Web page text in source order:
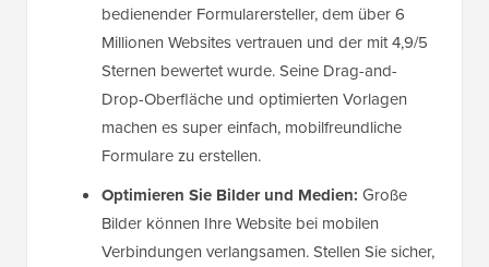
bedienender Formularersteller, dem über 6
Millionen Websites vertrauen und der mit 4,9/5
Sternen bewertet wurde. Seine Drag-and-
Drop-Oberfläche und optimierten Vorlagen
machen es super einfach, mobilfreundliche
Formulare zu erstellen.
Optimieren Sie Bilder und Medien: Große
Bilder können Ihre Website bei mobilen
Verbindungen verlangsamen. Stellen Sie sicher,